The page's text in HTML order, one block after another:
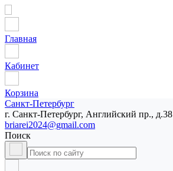
Главная
Кабинет
Корзина
Санкт-Петербург
г. Санкт-Петербург, Английский пр., д.38
briarei2024@gmail.com
Поиск